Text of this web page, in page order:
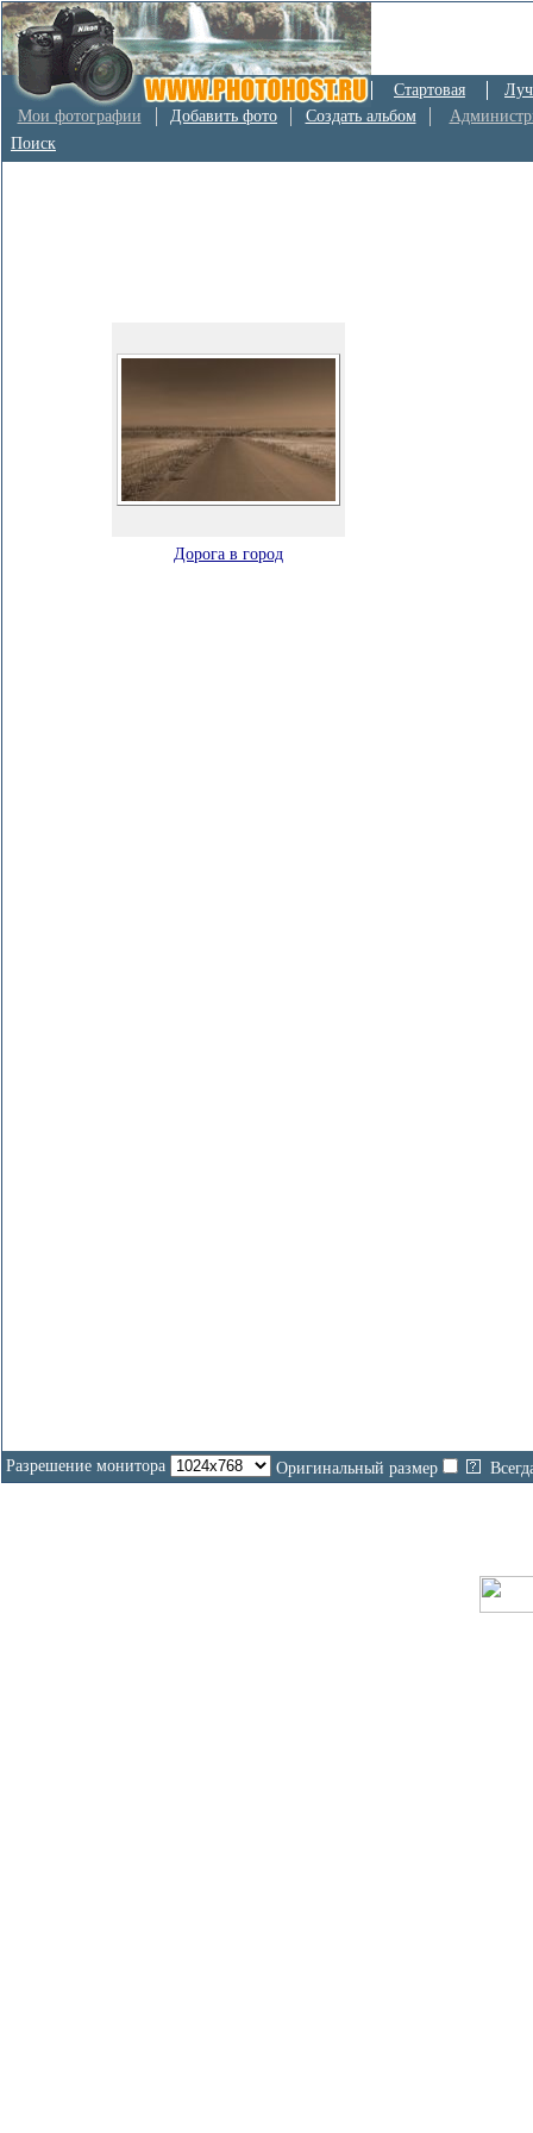
Стартовая
Мои фотографии
Добавить фото Создать альбом
Поиск
Дорога в город
Разрешение монитора Оригинальный размер